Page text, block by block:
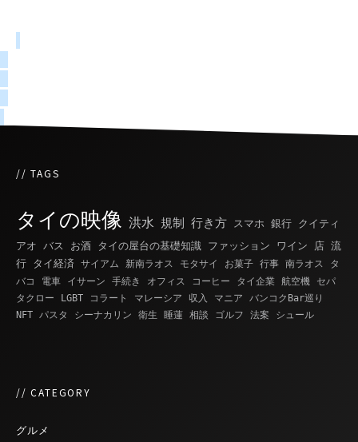
// TAGS
タイの映像 洪水 規制 行き方 スマホ 銀行 クイティ
アオ バス お酒 タイの屋台の基礎知識 ファッション ワイン 店 流
行
タイ経済 サイアム 新南ラオス モタサイ お菓子 行事 南ラオス
タ
バコ
電車 イサーン 手続き オフィス コーヒー タイ企業 航空機
セパ
タクロー
LGBT コラート マレーシア 収入 マニア
バンコクBar巡り
NFT パスタ シーナカリン 衛生 睡蓮 相談 ゴルフ 法案 シュール
// CATEGORY
グルメ